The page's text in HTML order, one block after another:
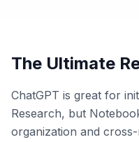
The Ultimate
ChatGPT is great for
Research, but
organization and